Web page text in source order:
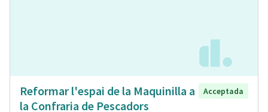
Reformar l'espai de la Maquinilla a
la Confraria de Pescadors
Acceptada